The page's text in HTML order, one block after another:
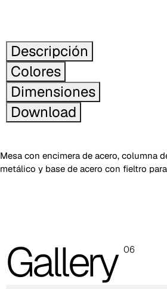
Descripción
Colores
Dimensiones
Download
Mesa con encimera de acero, columna
metálico y base de acero con fieltro
referencia indicativos)
Negro
Gallery 06